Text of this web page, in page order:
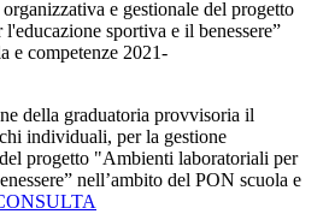
e gestionale del progetto
sportiva e il benessere”
e competenze 2021-
della graduatoria provvisoria il
individuali, per la gestione
progetto "Ambienti laboratoriali per
nell’ambito del PON scuola e